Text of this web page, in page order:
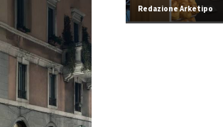
Redazione Arketipo